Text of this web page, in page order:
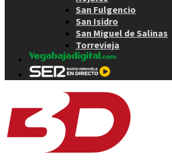
San Fulgencio
San Isidro
San Miguel de Salinas
Torrevieja